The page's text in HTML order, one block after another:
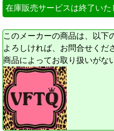
在庫販売サービスは終了いた
このメーカーの商品は、以下
よろしければ、お問合せくだ
商品によってお取り扱いがな